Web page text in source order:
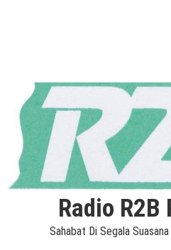
Radio R2B
Sahabat Di Segala